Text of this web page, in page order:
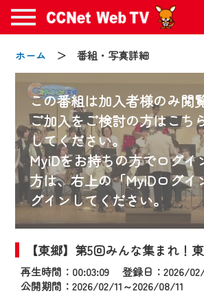
ホーム ＞ 番組・写真詳細
この番組は加入者様のみ閲
ご加入をご検討の方はこち
してください。
MyiDをお持ちの方でログイ
方は、右上の「MyiDログイ
グインしてください。
【東郷】第5回みんな集まれ！
再生時間：00:03:09 登録日：2026/
公開期間：2026/02/11～2026/08/11
お知ら
2024/09/02
動画配信サービス『CCNet
年9月24日からリニューアルし
【変更点】
◆デザイン変更により、お住